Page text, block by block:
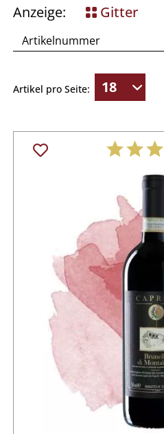
Anzeige:
Gitter
Artikel pro Seite: